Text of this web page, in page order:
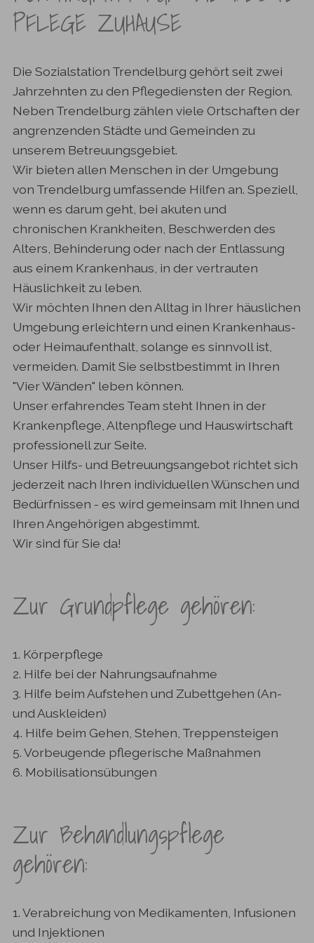
PFLEGE ZUHAUSE
Die Sozialstation Trendelburg gehört seit zwei
Jahrzehnten zu den Pflegediensten der Region.
Neben Trendelburg zählen viele Ortschaften der
angrenzenden Städte und Gemeinden zu
unserem Betreuungsgebiet.
Wir bieten allen Menschen in der Umgebung
von Trendelburg umfassende Hilfen an. Speziell,
wenn es darum geht, bei akuten und
chronischen Krankheiten, Beschwerden des
Alters, Behinderung oder nach der Entlassung
aus einem Krankenhaus, in der vertrauten
Häuslichkeit zu leben.
Wir möchten Ihnen den Alltag in Ihrer häuslichen
Umgebung erleichtern und einen Krankenhaus-
oder Heimaufenthalt, solange es sinnvoll ist,
vermeiden. Damit Sie selbstbestimmt in Ihren
"Vier Wänden" leben können.
Unser erfahrendes Team steht Ihnen in der
Krankenpflege, Altenpflege und Hauswirtschaft
professionell zur Seite.
Unser Hilfs- und Betreuungsangebot richtet sich
jederzeit nach Ihren individuellen Wünschen und
Bedürfnissen - es wird gemeinsam mit Ihnen und
Ihren Angehörigen abgestimmt.
Wir sind für Sie da!
Zur Grundpflege gehören:
1. Körperpflege
2. Hilfe bei der Nahrungsaufnahme
3. Hilfe beim Aufstehen und Zubettgehen (An-
und Auskleiden)
4. Hilfe beim Gehen, Stehen, Treppensteigen
5. Vorbeugende pflegerische Maßnahmen
6. Mobilisationsübungen
Zur Behandlungspflege
gehören:
1. Verabreichung von Medikamenten, Infusionen
und Injektionen